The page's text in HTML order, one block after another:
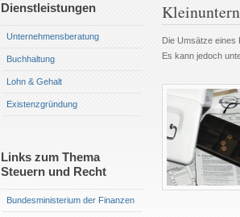
Dienstleistungen
Unternehmensberatung
Buchhaltung
Lohn & Gehalt
Existenzgründung
Links zum Thema
Steuern und Recht
Bundesministerium der Finanzen
Die Umsätze eines
Es kann jedoch